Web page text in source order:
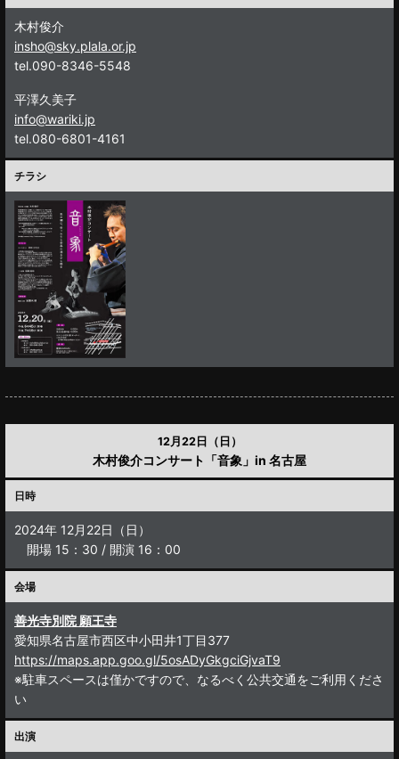
木村俊介
insho@sky.plala.or.jp
tel.090-8346-5548
平澤久美子
info@wariki.jp
tel.080-6801-4161
チラシ
12月22日（日）
木村俊介コンサート「音象」in 名古屋
日時
2024年 12月22日（日）
開場 15：30 / 開演 16：00
会場
善光寺別院 願王寺
愛知県名古屋市西区中小田井1丁目377
https://maps.app.goo.gl/5osADyGkgciGjvaT9
※駐車スペースは僅かですので、なるべく公共交通をご利用くださ
い
出演